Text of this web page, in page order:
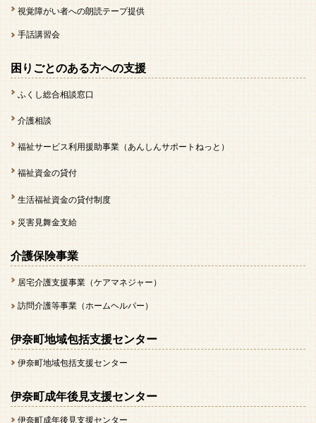
視覚障がい者への朗読テープ提供
手話講習会
困りごとのある方への支援
ふくし総合相談窓口
介護相談
福祉サービス利用援助事業（あんしんサポートねっと）
福祉資金の貸付
生活福祉資金の貸付制度
災害見舞金支給
介護保険事業
居宅介護支援事業（ケアマネジャー）
訪問介護等事業（ホームヘルパー）
伊奈町地域包括支援センター
伊奈町地域包括支援センター
伊奈町成年後見支援センター
伊奈町成年後見支援センター